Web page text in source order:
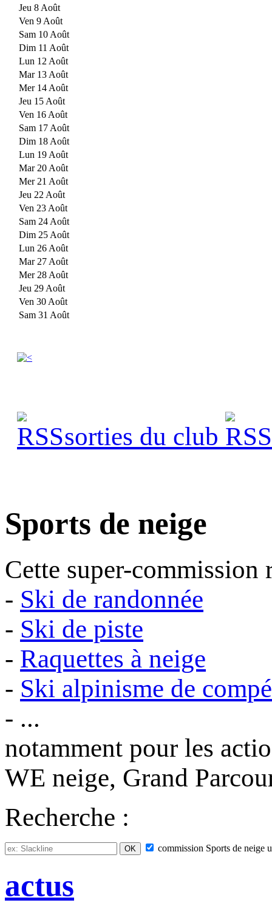
Jeu 8 Août
Ven 9 Août
Sam 10 Août
Dim 11 Août
Lun 12 Août
Mar 13 Août
Mer 14 Août
Jeu 15 Août
Ven 16 Août
Sam 17 Août
Dim 18 Août
Lun 19 Août
Mar 20 Août
Mer 21 Août
Jeu 22 Août
Ven 23 Août
Sam 24 Août
Dim 25 Août
Lun 26 Août
Mar 27 Août
Mer 28 Août
Jeu 29 Août
Ven 30 Août
Sam 31 Août
sorties du club
Sports de neige
Cette super-
- Ski de randonnée
- Ski de piste
- Raquettes à neige
- Ski alpinisme de
- ...
notamment pour les
WE neige, Grand
Recherche :
commission Sports de neige
actus